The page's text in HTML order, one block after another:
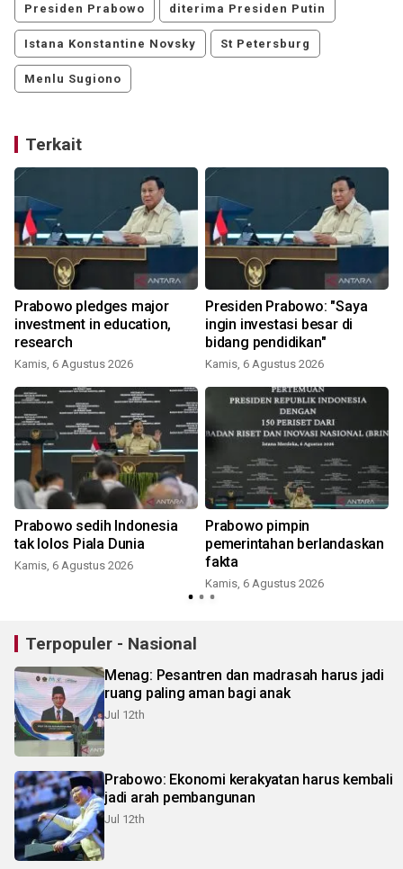
Presiden Prabowo diterima Presiden Putin
Istana Konstantine Novsky St Petersburg
Menlu Sugiono
Terkait
Prabowo pledges major
investment in education,
research
Kamis, 6 Agustus 2026
Presiden Prabowo: "Saya
ingin investasi besar di
bidang pendidikan"
Kamis, 6 Agustus 2026
Prabowo sedih Indonesia
tak lolos Piala Dunia
Kamis, 6 Agustus 2026
Prabowo pimpin
pemerintahan berlandaskan
fakta
Kamis, 6 Agustus 2026
Terpopuler - Nasional
Menag: Pesantren dan madrasah harus jadi
ruang paling aman bagi anak
Jul 12th
Prabowo: Ekonomi kerakyatan harus kembali
jadi arah pembangunan
Jul 12th